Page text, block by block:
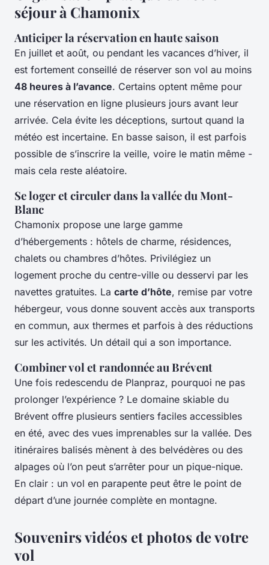
séjour à Chamonix
Anticiper la réservation en haute saison
En juillet et août, ou pendant les vacances d’hiver, il
est fortement conseillé de réserver son vol au moins
48 heures à l’avance. Certains optent même pour
une réservation en ligne plusieurs jours avant leur
arrivée. Cela évite les déceptions, surtout quand la
météo est incertaine. En basse saison, il est parfois
possible de s’inscrire la veille, voire le matin même -
mais cela reste aléatoire.
Se loger et circuler dans la vallée du Mont-
Blanc
Chamonix propose une large gamme
d’hébergements : hôtels de charme, résidences,
chalets ou chambres d’hôtes. Privilégiez un
logement proche du centre-ville ou desservi par les
navettes gratuites. La carte d’hôte, remise par votre
hébergeur, vous donne souvent accès aux transports
en commun, aux thermes et parfois à des réductions
sur les activités. Un détail qui a son importance.
Combiner vol et randonnée au Brévent
Une fois redescendu de Planpraz, pourquoi ne pas
prolonger l’expérience ? Le domaine skiable du
Brévent offre plusieurs sentiers faciles accessibles
en été, avec des vues imprenables sur la vallée. Des
itinéraires balisés mènent à des belvédères ou des
alpages où l’on peut s’arrêter pour un pique-nique.
En clair : un vol en parapente peut être le point de
départ d’une journée complète en montagne.
Souvenirs vidéos et photos de votre
vol